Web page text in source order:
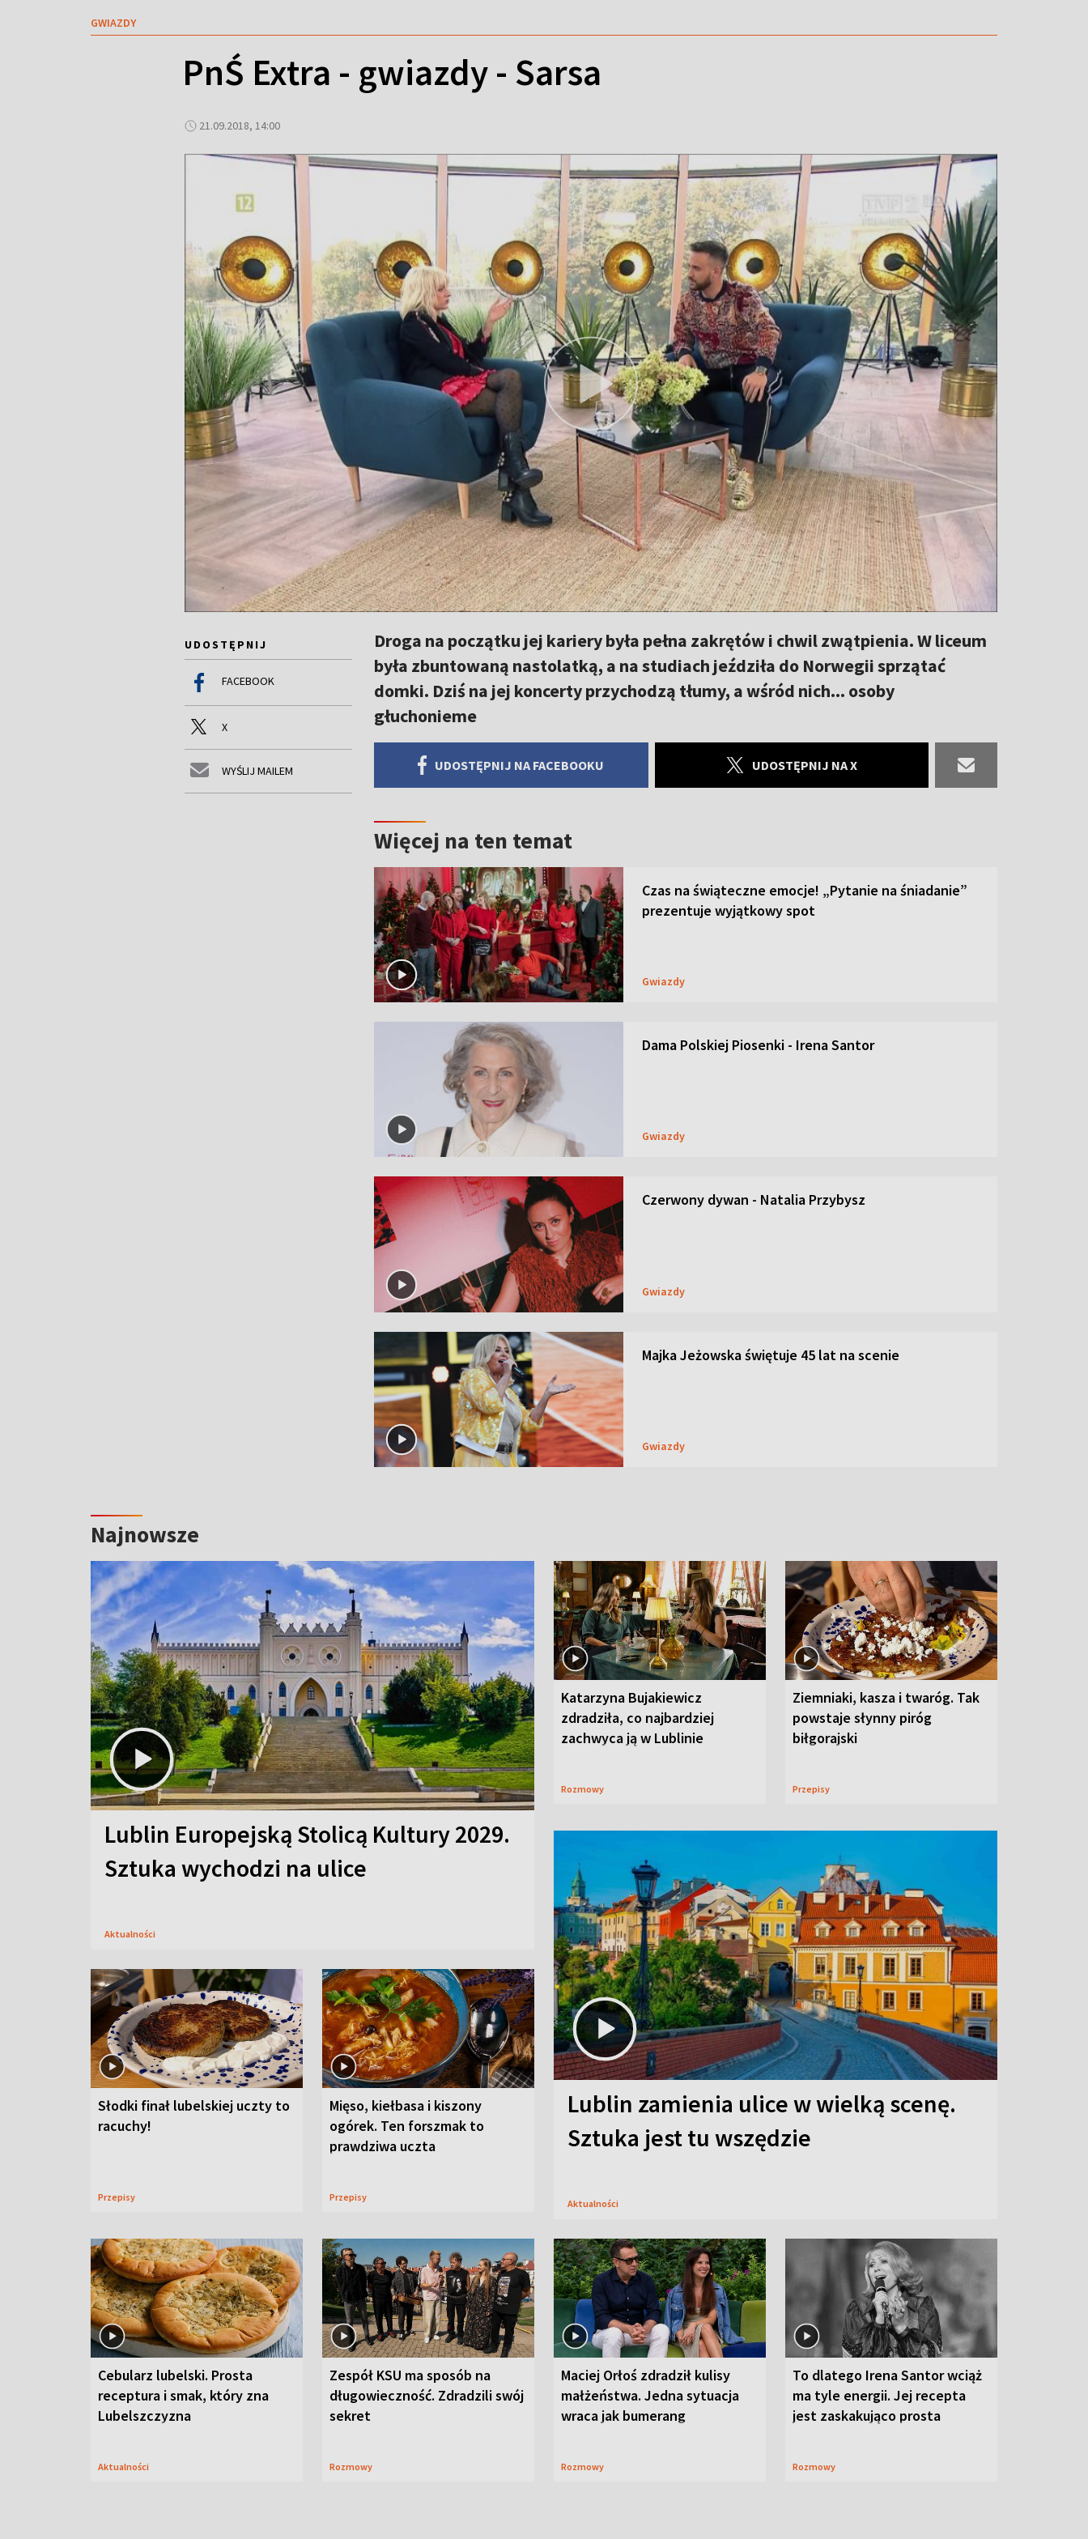
GWIAZDY
PnŚ Extra - gwiazdy - Sarsa
21.09.2018, 14:00
UDOSTĘPNIJ
FACEBOOK
X
WYŚLIJ MAILEM
Droga na początku jej kariery była pełna zakrętów i chwil zwątpienia. W liceum
była zbuntowaną nastolatką, a na studiach jeździła do Norwegii sprzątać
domki. Dziś na jej koncerty przychodzą tłumy, a wśród nich... osoby
głuchonieme
UDOSTĘPNIJ NA FACEBOOKU UDOSTĘPNIJ NA X
Więcej na ten temat
Czas na świąteczne emocje! „Pytanie na śniadanie”
prezentuje wyjątkowy spot
Gwiazdy
Dama Polskiej Piosenki - Irena Santor
Gwiazdy
Czerwony dywan - Natalia Przybysz
Gwiazdy
Majka Jeżowska świętuje 45 lat na scenie
Gwiazdy
Najnowsze
Lublin Europejską Stolicą Kultury 2029.
Sztuka wychodzi na ulice
Aktualności
Katarzyna Bujakiewicz
zdradziła, co najbardziej
zachwyca ją w Lublinie
Rozmowy
Ziemniaki, kasza i twaróg. Tak
powstaje słynny piróg
biłgorajski
Przepisy
Słodki finał lubelskiej uczty to
racuchy!
Przepisy
Mięso, kiełbasa i kiszony
ogórek. Ten forszmak to
prawdziwa uczta
Przepisy
Lublin zamienia ulice w wielką scenę.
Sztuka jest tu wszędzie
Aktualności
Cebularz lubelski. Prosta
receptura i smak, który zna
Lubelszczyzna
Aktualności
Zespół KSU ma sposób na
długowieczność. Zdradzili swój
sekret
Rozmowy
Maciej Orłoś zdradził kulisy
małżeństwa. Jedna sytuacja
wraca jak bumerang
Rozmowy
To dlatego Irena Santor wciąż
ma tyle energii. Jej recepta
jest zaskakująco prosta
Rozmowy